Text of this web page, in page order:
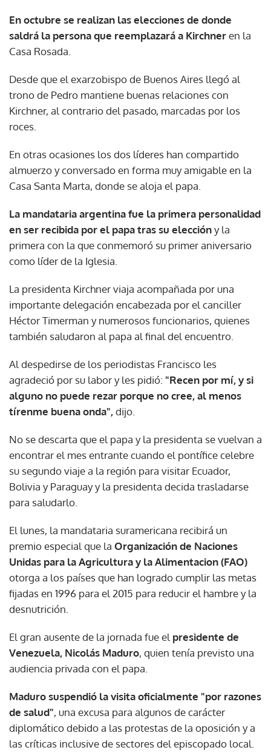
En octubre se realizan las elecciones de donde
saldrá la persona que reemplazará a Kirchneren la
Casa Rosada.
Desde que el exarzobispo de Buenos Aires llegó al
trono de Pedro mantiene buenas relaciones con
Kirchner, al contrario del pasado, marcadas por los
roces.
En otras ocasiones los dos líderes han compartido
almuerzo y conversado en forma muy amigable en la
Casa Santa Marta, donde se aloja el papa.
La mandataria argentina fue la primera personalidad
en ser recibida por el papa tras su eleccióny la
primera con la que conmemoró su primer aniversario
como líder de la Iglesia.
La presidenta Kirchner viaja acompañada por una
importante delegación encabezada por el canciller
Héctor Timerman y numerosos funcionarios, quienes
también saludaron al papa al final del encuentro.
Al despedirse de los periodistas Francisco les
agradeció por su labor y les pidió: "Recen por mí, y si
alguno no puede rezar porque no cree, al menos
tírenme buena onda",dijo.
No se descarta que el papa y la presidenta se vuelvan a
encontrar el mes entrante cuando el pontífice celebre
su segundo viaje a la región para visitar Ecuador,
Bolivia y Paraguay y la presidenta decida trasladarse
para saludarlo.
El lunes, la mandataria suramericana recibirá un
premio especial que la Organización de Naciones
Unidas para la Agricultura y la Alimentacion (FAO)
otorga a los países que han logrado cumplir las metas
fijadas en 1996 para el 2015 para reducir el hambre y la
desnutrición.
El gran ausente de la jornada fue el presidente de
Venezuela, Nicolás Maduro, quien tenía previsto una
audiencia privada con el papa.
Maduro suspendió la visita oficialmente "por razones
de salud", una excusa para algunos de carácter
diplomático debido a las protestas de la oposición y a
las críticas inclusive de sectores del episcopado local.